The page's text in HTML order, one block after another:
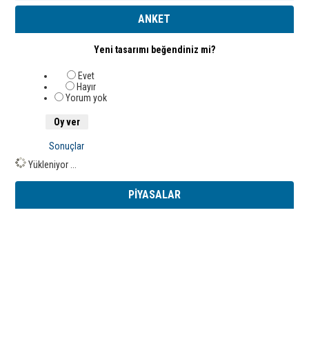
ANKET
Yeni tasarımı beğendiniz mi?
Evet
Hayır
Yorum yok
Sonuçlar
Yükleniyor ...
PİYASALAR